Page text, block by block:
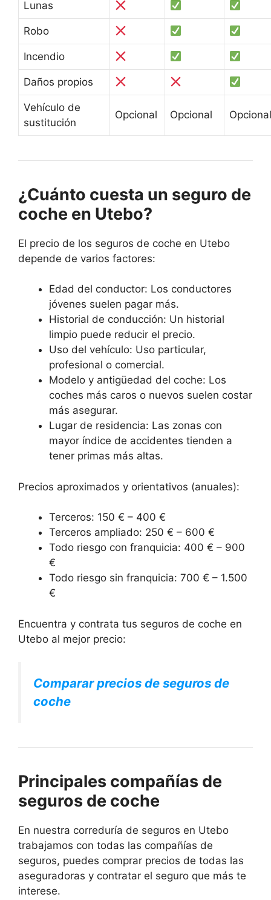
Lunas
Robo
Incendio
Daños propios
Vehículo de
sustitución
Opcional Opcional Opcional
¿Cuánto cuesta un seguro de
coche en Utebo?
El precio de los seguros de coche en Utebo
depende de varios factores:
Edad del conductor: Los conductores
jóvenes suelen pagar más.
Historial de conducción: Un historial
limpio puede reducir el precio.
Uso del vehículo: Uso particular,
profesional o comercial.
Modelo y antigüedad del coche: Los
coches más caros o nuevos suelen costar
más asegurar.
Lugar de residencia: Las zonas con
mayor índice de accidentes tienden a
tener primas más altas.
Precios aproximados y orientativos (anuales):
Terceros: 150 € – 400 €
Terceros ampliado: 250 € – 600 €
Todo riesgo con franquicia: 400 € – 900
€
Todo riesgo sin franquicia: 700 € – 1.500
€
Encuentra y contrata tus seguros de coche en
Utebo al mejor precio:
Comparar precios de seguros de
coche
Principales compañías de
seguros de coche
En nuestra correduría de seguros en Utebo
trabajamos con todas las compañías de
seguros, puedes comprar precios de todas las
aseguradoras y contratar el seguro que más te
interese.